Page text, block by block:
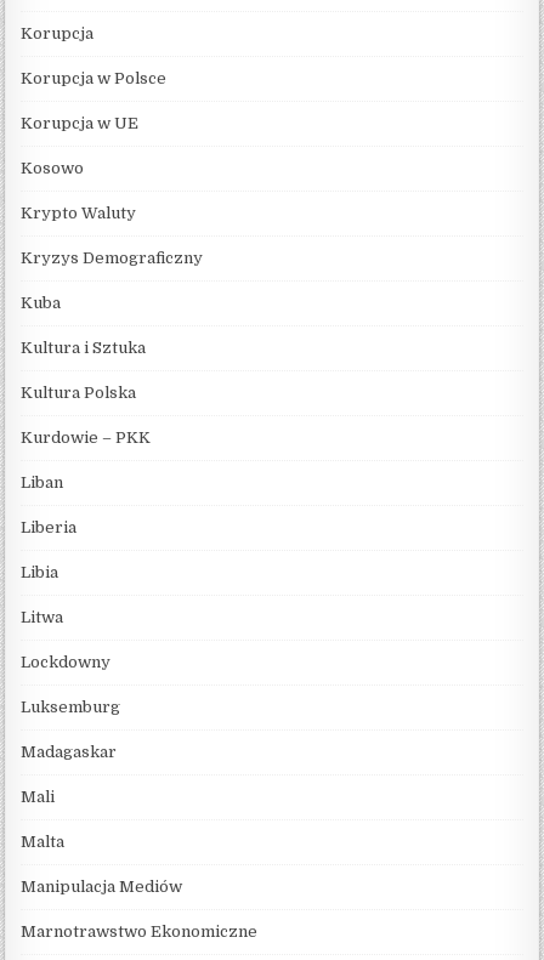
Korupcja
Korupcja w Polsce
Korupcja w UE
Kosowo
Krypto Waluty
Kryzys Demograficzny
Kuba
Kultura i Sztuka
Kultura Polska
Kurdowie – PKK
Liban
Liberia
Libia
Litwa
Lockdowny
Luksemburg
Madagaskar
Mali
Malta
Manipulacja Mediów
Marnotrawstwo Ekonomiczne